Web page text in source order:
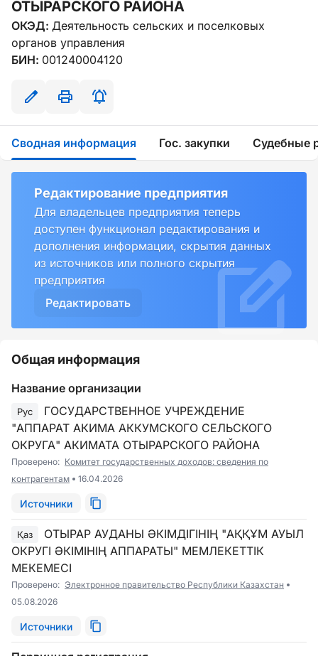
ОТЫРАРСКОГО РАЙОНА
ОКЭД: Деятельность сельских и поселковых
органов управления
БИН: 001240004120
Сводная информация Гос. закупки Судебные
Редактирование предприятия
Для владельцев предприятия теперь
доступен функционал редактирования и
дополнения информации, скрытия данных
из источников или полного скрытия
предприятия
Редактировать
Общая информация
Название организации
Рус
ГОСУДАРСТВЕННОЕ УЧРЕЖДЕНИЕ
"АППАРАТ АКИМА АККУМСКОГО СЕЛЬСКОГО
ОКРУГА" АКИМАТА ОТЫРАРСКОГО РАЙОНА
Проверено: Комитет государственных доходов: сведения по
контрагентам
16.04.2026
Источники
Қаз
ОТЫРАР АУДАНЫ ӘКІМДІГІНІҢ "АҚҚҰМ АУЫЛ
ОКРУГІ ӘКІМІНІҢ АППАРАТЫ" МЕМЛЕКЕТТІК
МЕКЕМЕСІ
Проверено: Электронное правительство Республики Казахстан
05.08.2026
Источники